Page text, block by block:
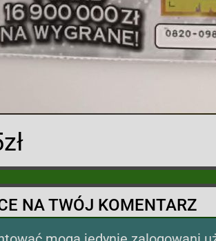
NA TWÓJ KOMENTARZ